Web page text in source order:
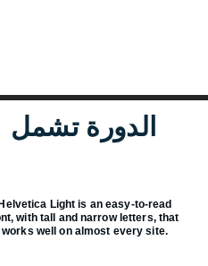
الدورة تشمل
Helvetica Light is an easy-to-read
with tall and narrow letters, that
works well on almost every site.